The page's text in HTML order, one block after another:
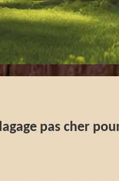
pas cher